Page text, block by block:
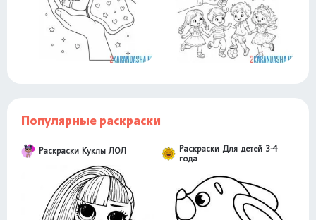
Популярные раскраски
Раскраски Куклы ЛОЛ
Раскраски Для детей 3-4
года